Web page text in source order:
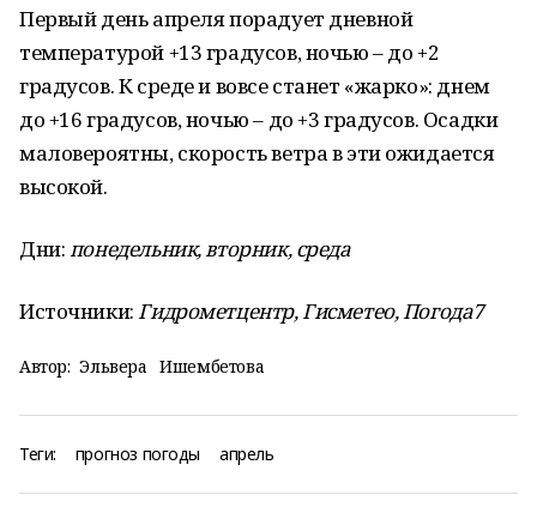
Первый день апреля порадует дневной
температурой +13 градусов, ночью – до +2
градусов. К среде и вовсе станет «жарко»: днем
до +16 градусов, ночью – до +3 градусов. Осадки
маловероятны, скорость ветра в эти ожидается
высокой.
Дни:понедельник, вторник, среда
Источники:Гидрометцентр, Гисметео, Погода7
Автор: Эльвера Ишембетова
Теги: прогноз погоды апрель